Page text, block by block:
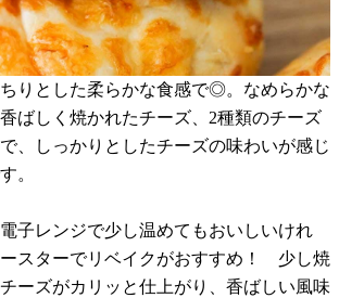
りとした柔らかな食感で◎。なめらかな
ばしく焼かれたチーズ、2種類のチーズ
、しっかりとしたチーズの味わいが感じ
。
子レンジで少し温めてもおいしいけれ
スターでリベイクがおすすめ！ 少し焼
ーズがカリッと仕上がり、香ばしい風味